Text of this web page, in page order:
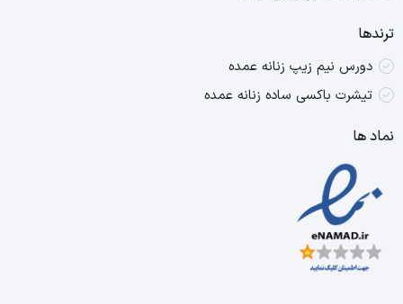
ترندها
دورس نیم زیپ زنانه عمده
تیشرت باکسی ساده زنانه عمده
نماد ها